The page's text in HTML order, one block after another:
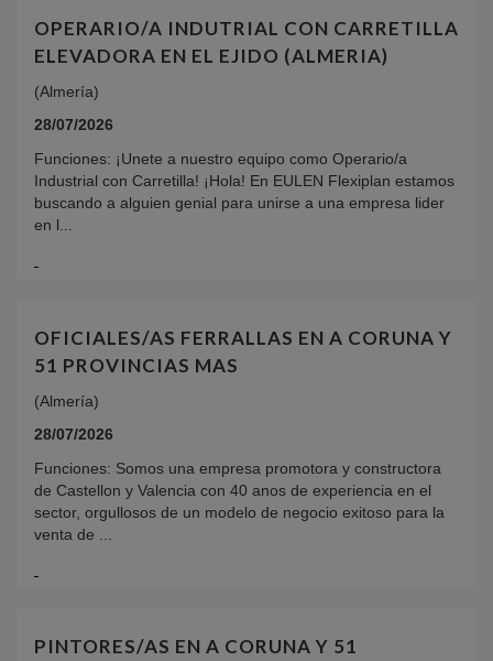
OPERARIO/A INDUTRIAL CON CARRETILLA
ELEVADORA EN EL EJIDO (ALMERIA)
(Almería)
28/07/2026
Funciones: ¡Unete a nuestro equipo como Operario/a
Industrial con Carretilla! ¡Hola! En EULEN Flexiplan estamos
buscando a alguien genial para unirse a una empresa lider
en l...
OFICIALES/AS FERRALLAS EN A CORUNA Y
51 PROVINCIAS MAS
(Almería)
28/07/2026
Funciones: Somos una empresa promotora y constructora
de Castellon y Valencia con 40 anos de experiencia en el
sector, orgullosos de un modelo de negocio exitoso para la
venta de ...
PINTORES/AS EN A CORUNA Y 51